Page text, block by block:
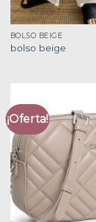
BOLSO BEIGE
bolso beige
¡Oferta!